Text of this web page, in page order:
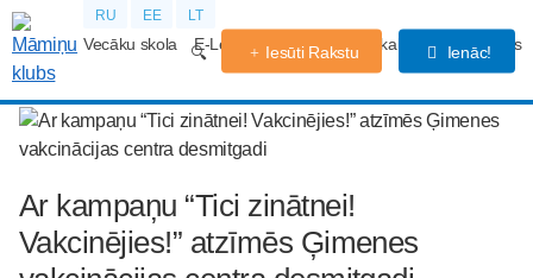
RU EE LT
Vecāku skola E-Lekcijas Grūtniecības kalendārs Forums
Iesūti Rakstu Ienāc!
Ar kampaņu “Tici zinātnei!
Vakcinējies!” atzīmēs Ģimenes